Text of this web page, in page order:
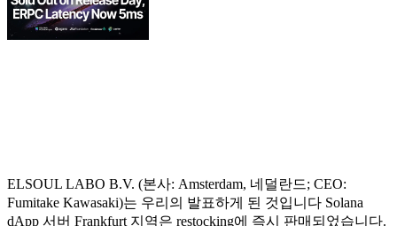
ELSOUL LABO B.V. (본사: Amsterdam, 네덜란드; CEO:
Fumitake Kawasaki)는 우리의 발표하게 된 것입니다 Solana
dApp 서버 Frankfurt 지역은 restocking에 즉시 판매되었습니다.